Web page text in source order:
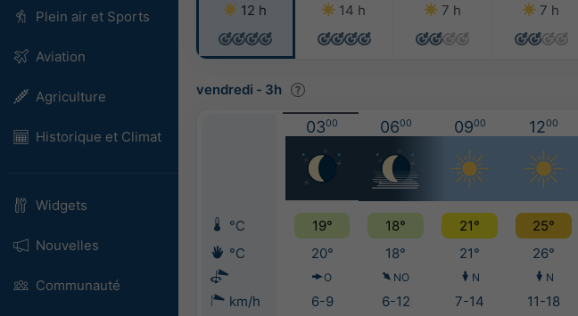
Plein air et Sports
Aviation
Agriculture
Historique et Climat
Widgets
Nouvelles
Communauté
12 h
14 h
7 h
7 h
vendredi - 3h
0300 0600 0900 1200
°C 19° 18° 21° 25°
°C
20° 18° 21° 26°
O NO N N
km/h 6-9 6-12 7-14 11-18